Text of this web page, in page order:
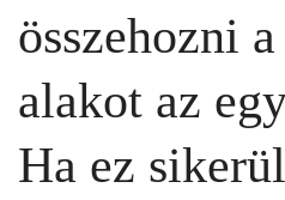
összehozni
alakot az
Ha ez